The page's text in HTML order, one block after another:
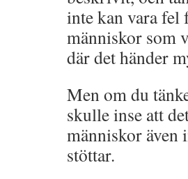
inte kan vara fel
människor som
där det händer
Men om du
skulle inse att
människor även
stöttar.